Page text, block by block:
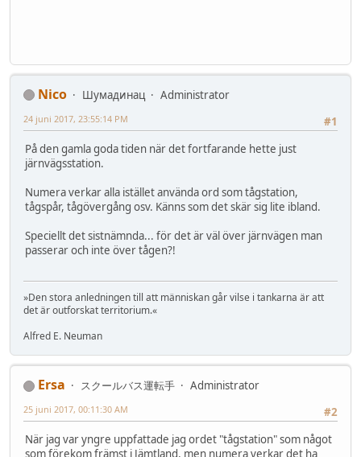
Nico Шумадинац
Administrator
#1
24 juni 2017, 23:55:14 PM
På den gamla goda tiden när det fortfarande hette just
järnvägsstation.
Numera verkar alla istället använda ord som tågstation,
tågspår, tågövergång osv. Känns som det skär sig lite ibland.
Speciellt det sistnämnda... för det är väl över järnvägen man
passerar och inte över tågen?!
»Den stora anledningen till att människan går vilse i tankarna är att
det är outforskat territorium.«
Alfred E. Neuman
Ersa スクールバス運転手
Administrator
#2
25 juni 2017, 00:11:30 AM
När jag var yngre uppfattade jag ordet "tågstation" som något